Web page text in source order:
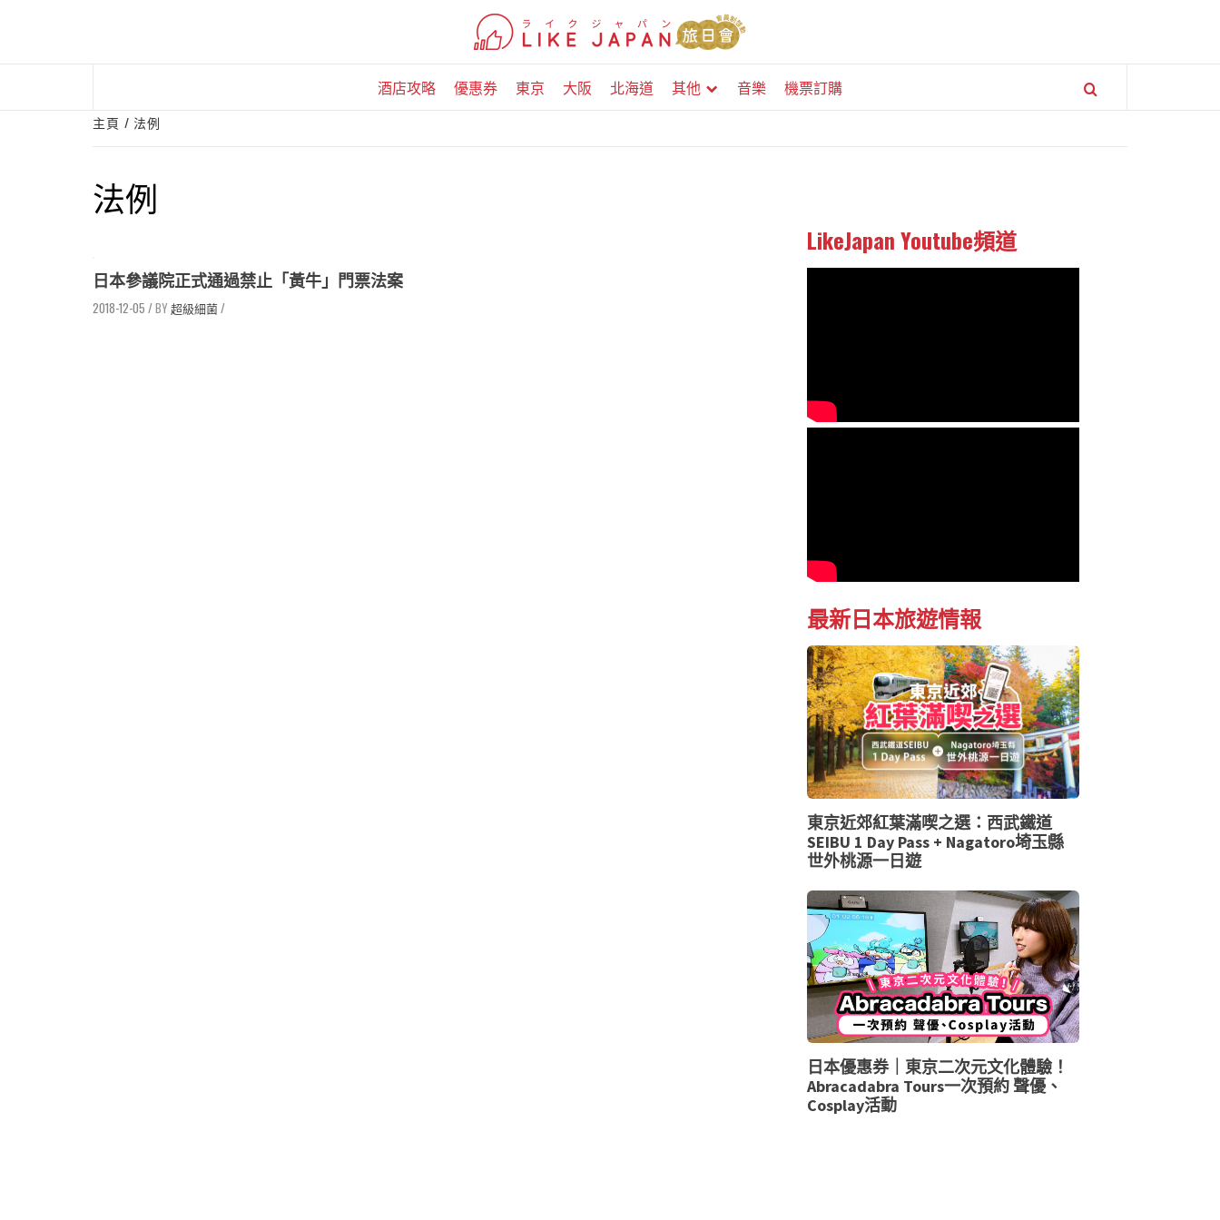
酒店攻略 優惠券 東京 大阪 北海道 其他 音樂 機票訂購
主頁 法例
法例
日本參議院正式通過禁止「黃牛」門票法案
2018-12-05 / 超級細菌/
LikeJapan Youtube頻道
最新日本旅遊情報
東京近郊紅葉滿喫之選：西武鐵道
SEIBU 1 Day Pass + Nagatoro埼玉縣
世外桃源一日遊
日本優惠券｜東京二次元文化體驗！
Abracadabra Tours一次預約 聲優、
Cosplay活動